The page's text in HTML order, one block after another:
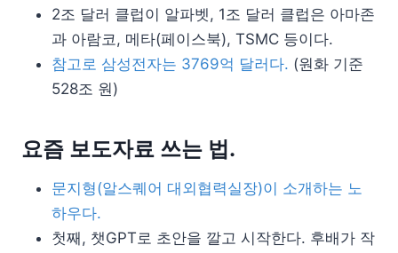
2조 달러 클럽이 알파벳, 1조 달러 클럽은 아마존
과 아람코, 메타(페이스북), TSMC 등이다.
참고로 삼성전자는 3769억 달러다. (원화 기준
528조 원)
요즘 보도자료 쓰는 법.
문지형(알스퀘어 대외협력실장)이 소개하는 노
하우다.
첫째, 챗GPT로 초안을 깔고 시작한다. 후배가 작